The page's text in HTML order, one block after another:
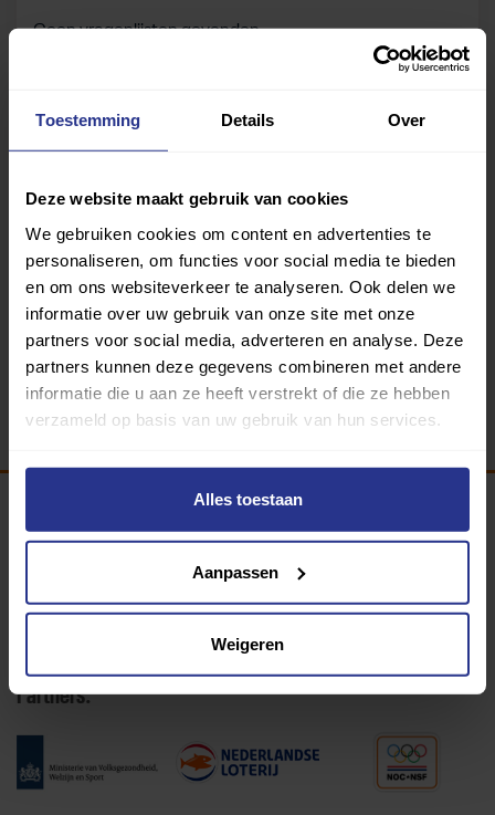
Toestemming Details Over
Deze website maakt gebruik van cookies
We gebruiken cookies om content en advertenties te
personaliseren, om functies voor social media te bieden
en om ons websiteverkeer te analyseren. Ook delen we
informatie over uw gebruik van onze site met onze
partners voor social media, adverteren en analyse. Deze
partners kunnen deze gegevens combineren met andere
informatie die u aan ze heeft verstrekt of die ze hebben
verzameld op basis van uw gebruik van hun services.
Alles toestaan
Aanpassen
Weigeren
Geen vragenlijsten gevonden.
Inloggen
Programma van:
Partners: